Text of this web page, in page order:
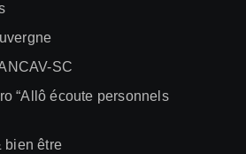
SC
“Allô écoute personnels
bien être